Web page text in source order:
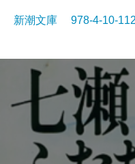
新潮文庫 978-4-10-